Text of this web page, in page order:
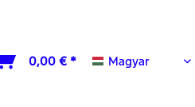
0,00 € * Magyar
Magyar